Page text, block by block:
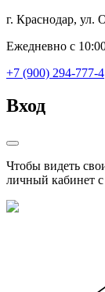
г. Краснодар, ул.
Ежедневно с
+7 (900) 294-777-4
Вход
Чтобы видеть
личный кабинет